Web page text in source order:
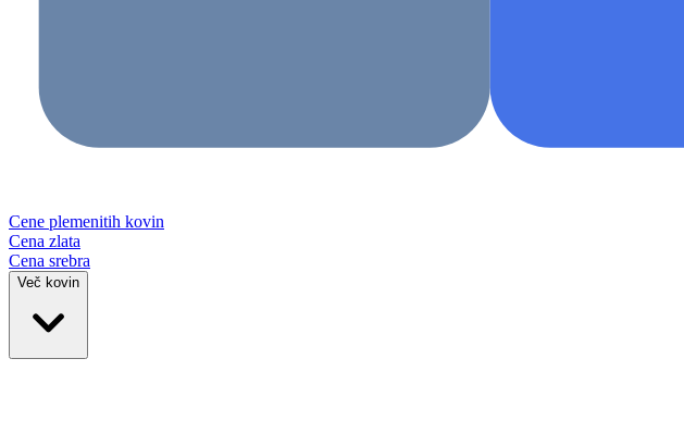
Cene plemenitih kovin
Cena zlata
Cena srebra
Več kovin